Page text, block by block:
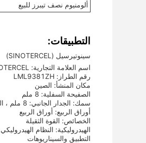
ألومنيوم نصف تيبرز للبيع
التطبيقات:
سينوتيرسيل (SINOTERCEL)
اسم العلامة التجارية: SINOTERCEL
رقم الطراز: LML9381ZH
مكان المنشأ: الصين
الصفيحة السفلية: 8 ملم
سمك: الجدار الجانبي: 8 ملم ، الطابق السفلي: 10 ملم
أوراق الربيع: أوراق الربيع
الخصائص: القوة الثقيلة
الهيدروليكية: النظام الهيدروليكي
التطبيق والسيناريوهات